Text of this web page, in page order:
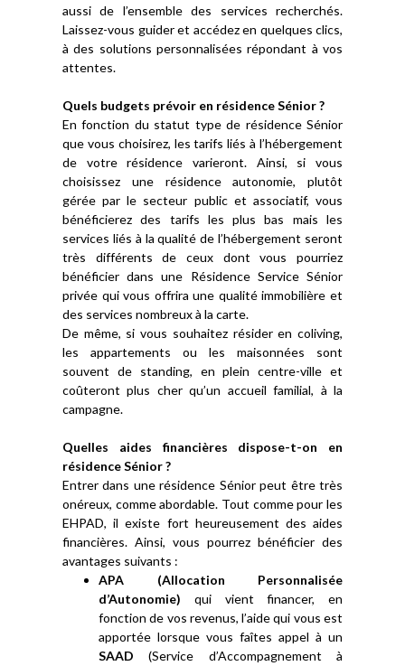
aussi de l’ensemble des services recherchés.
Laissez-vous guider et accédez en quelques clics,
à des solutions personnalisées répondant à vos
attentes.
Quels budgets prévoir en résidence Sénior ?
En fonction du statut type de résidence Sénior
que vous choisirez, les tarifs liés à l’hébergement
de votre résidence varieront. Ainsi, si vous
choisissez une résidence autonomie, plutôt
gérée par le secteur public et associatif, vous
bénéficierez des tarifs les plus bas mais les
services liés à la qualité de l’hébergement seront
très différents de ceux dont vous pourriez
bénéficier dans une Résidence Service Sénior
privée qui vous offrira une qualité immobilière et
des services nombreux à la carte.
De même, si vous souhaitez résider en coliving,
les appartements ou les maisonnées sont
souvent de standing, en plein centre-ville et
coûteront plus cher qu’un accueil familial, à la
campagne.
Quelles aides financières dispose-t-on en
résidence Sénior ?
Entrer dans une résidence Sénior peut être très
onéreux, comme abordable. Tout comme pour les
EHPAD, il existe fort heureusement des aides
financières. Ainsi, vous pourrez bénéficier des
avantages suivants :
APA (Allocation Personnalisée
d’Autonomie) qui vient financer, en
fonction de vos revenus, l’aide qui vous est
apportée lorsque vous faîtes appel à un
SAAD (Service d’Accompagnement à